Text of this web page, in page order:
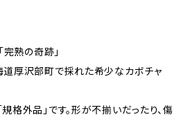
完熟の奇跡」
道厚沢部町で採れた希少なカボチャ
格外品」です。形が不揃いだったり、傷